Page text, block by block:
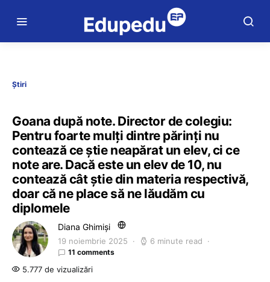
Știri
Goana după note. Director de colegiu:
Pentru foarte mulți dintre părinți nu
contează ce știe neapărat un elev, ci ce
note are. Dacă este un elev de 10, nu
contează cât știe din materia respectivă,
doar că ne place să ne lăudăm cu
diplomele
Diana Ghimiși
19 noiembrie 2025 6 minute read
11 comments
5.777 de vizualizări